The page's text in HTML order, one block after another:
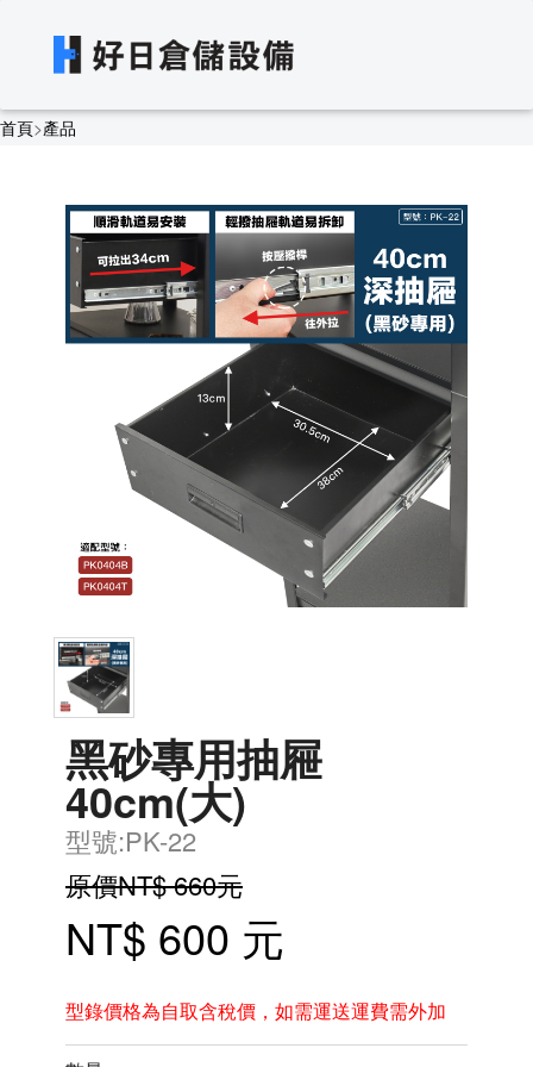
首頁>產品
黑砂專用抽屜
40cm(大)
型號:PK-22
原價NT$ 660元
NT$ 600 元
型錄價格為自取含稅價，如需運送運費需外加